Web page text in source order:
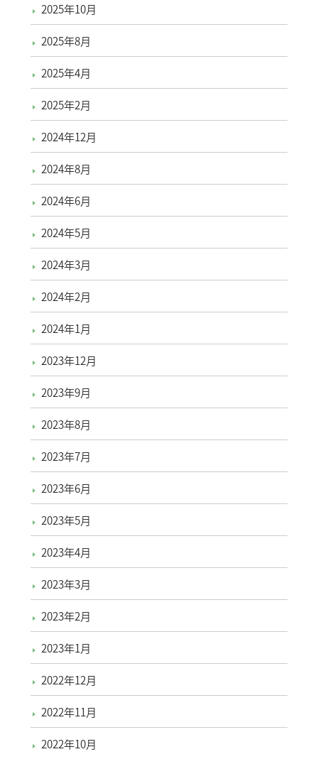
2025年10月
2025年8月
2025年4月
2025年2月
2024年12月
2024年8月
2024年6月
2024年5月
2024年3月
2024年2月
2024年1月
2023年12月
2023年9月
2023年8月
2023年7月
2023年6月
2023年5月
2023年4月
2023年3月
2023年2月
2023年1月
2022年12月
2022年11月
2022年10月